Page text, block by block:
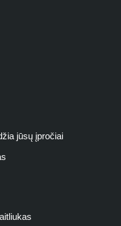
jūsų įpročiai